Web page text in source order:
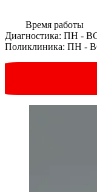
Время работы
Диагностика: ПН -
Поликлиника: ПН -
Запись онлайн